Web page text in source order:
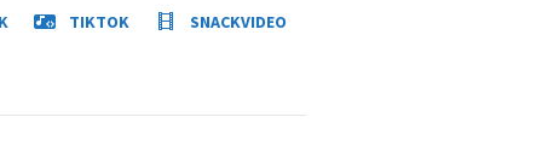
TIKTOK SNACKVIDEO